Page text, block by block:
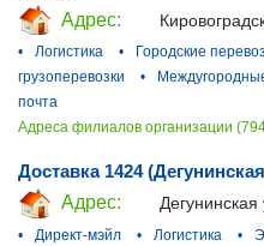
Адрес:
•
Логистика • Городские
грузоперевозки
•
почта
Адреса филиалов организации
Доставка 1424
Адрес:
Дегунинская
•
Директ-мэйл • Логистика •